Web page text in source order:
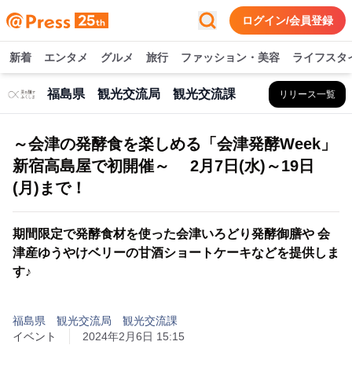
ログイン/会員登録
新着 エンタメ グルメ 旅行 ファッション・美容 ライフスタ
福島県 観光交流局 観光交流課 リリース一覧
～会津の発酵食を楽しめる「会津発酵Week」
新宿高島屋で初開催～ 2月7日(水)～19日
(月)まで！
期間限定で発酵食材を使った会津いろどり発酵御膳や 会
津産ゆうやけベリーの甘酒ショートケーキなどを提供しま
す♪
福島県 観光交流局 観光交流課
イベント
2024年2月6日 15:15